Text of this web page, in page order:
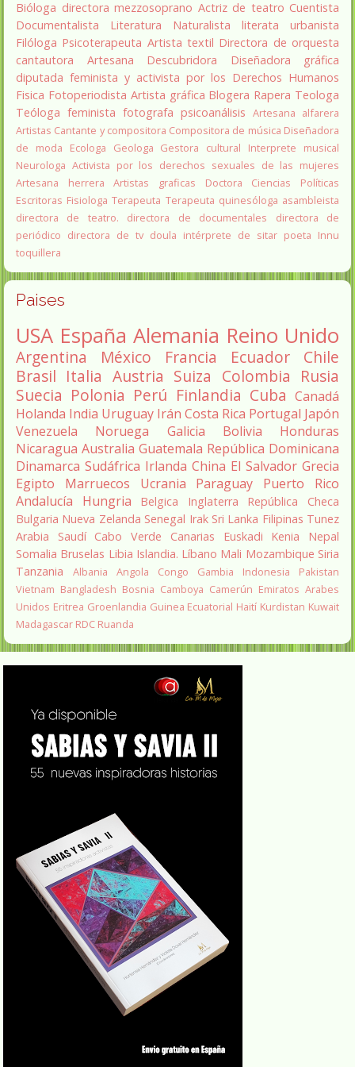
Bióloga directora mezzosoprano Actriz de teatro Cuentista
Documentalista
Literatura Naturalista literata
urbanista
Filóloga Psicoterapeuta Artista textil Directora de orquesta
cantautora
Artesana Descubridora
Diseñadora gráfica
diputada feminista y activista por los Derechos Humanos
Fisica Fotoperiodista Artista gráfica Blogera Rapera Teologa
Teóloga feminista fotografa psicoanálisis Artesana alfarera
Artistas Cantante y compositora Compositora de música Diseñadora
de moda
Ecologa Geologa Gestora cultural
Interprete musical
Neurologa Activista por los derechos sexuales de las mujeres
Artesana herrera
Artistas graficas
Doctora Ciencias Políticas
Escritoras Fisiologa Terapeuta Terapeuta quinesóloga asambleista
directora de teatro.
directora de documentales
directora de
periódico directora de tv doula intérprete de sitar poeta Innu
toquillera
Paises
USA España Alemania Reino Unido
Argentina México Francia Ecuador
Chile
Brasil Italia Austria Suiza Colombia Rusia
Suecia Polonia Perú Finlandia Cuba Canadá
Holanda India Uruguay Irán Costa Rica Portugal Japón
Venezuela
Noruega Galicia Bolivia
Honduras
Nicaragua Australia Guatemala República Dominicana
Dinamarca Sudáfrica Irlanda China El Salvador Grecia
Egipto
Marruecos Ucrania Paraguay
Puerto Rico
Andalucía
Hungria Belgica Inglaterra
República Checa
Bulgaria Nueva Zelanda Senegal Irak Sri Lanka Filipinas Tunez
Arabia Saudí Cabo Verde Canarias Euskadi Kenia
Nepal
Somalia Bruselas Libia Islandia. Líbano Mali Mozambique Siria
Tanzania
Albania Angola Congo Gambia Indonesia
Pakistan
Vietnam Bangladesh Bosnia Camboya Camerún Emiratos Arabes
Unidos Eritrea Groenlandia Guinea Ecuatorial Haití Kurdistan Kuwait
Madagascar RDC Ruanda